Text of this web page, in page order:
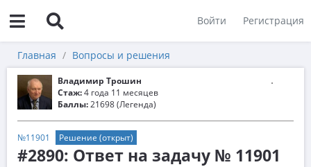
Войти Регистрация
Главная Вопросы и решения
Владимир Трошин
Стаж:4 года 11 месяцев
Баллы:21698 (Легенда)
№11901 Решение (открыт)
#2890: Ответ на задачу № 11901